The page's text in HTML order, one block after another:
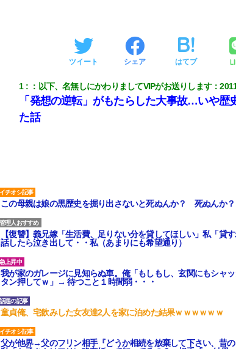
ツイート シェア はてブ
1 ： 以下、名無しにかわりましてVIPがお送りします：
「発想の逆転」がもたらした大事故…いや歴
た話
この母親は娘の黒歴史を掘り出さないと死ぬんか？ 死ぬんか？
【復讐】義兄嫁「生活費、足りない分を貸してほしい」私「貸
話したら泣き出して・・私（あまりにも希望通り）
我が家のガレージに見知らぬ車。俺「もしもし、玄関にもシャ
タン押してｗ」→ 待つこと１時間弱・・・
童貞俺、宅飲みした女友達2人を家に泊めた結果ｗｗｗｗｗｗ
父が他界→父のフリン相手『どうか相続を放棄して下さい、昔